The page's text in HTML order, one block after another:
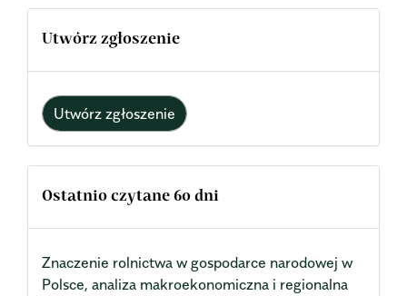
Utwórz zgłoszenie
Utwórz zgłoszenie
Ostatnio czytane 60 dni
Znaczenie rolnictwa w gospodarce narodowej w
Polsce, analiza makroekonomiczna i regionalna